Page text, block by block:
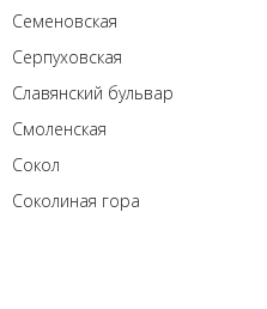
Семеновская
Серпуховская
Славянский бульвар
Смоленская
Сокол
Соколиная гора